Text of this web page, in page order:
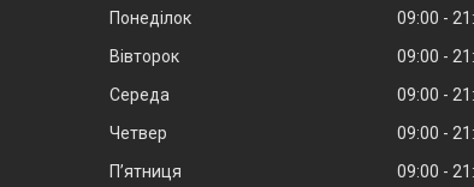
Понеділок 09:00
Вівторок
09:00
Середа
09:00
Четвер
09:00
Пʼятниця
09:00